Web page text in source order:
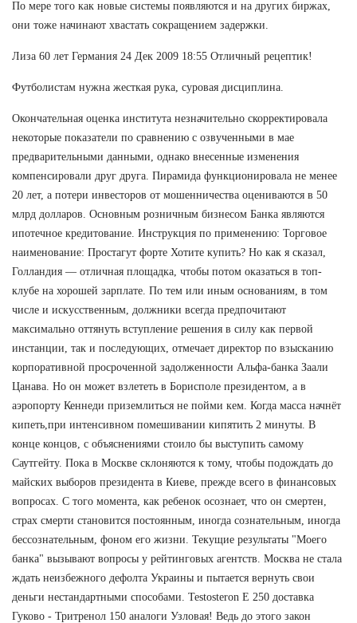
По мере того как новые системы появляются и на других биржах,
они тоже начинают хвастать сокращением задержки.
Лиза 60 лет Германия 24 Дек 2009 18:55 Отличный рецептик!
Футболистам нужна жесткая рука, суровая дисциплина.
Окончательная оценка института незначительно скорректировала
некоторые показатели по сравнению с озвученными в мае
предварительными данными, однако внесенные изменения
компенсировали друг друга. Пирамида функционировала не менее
20 лет, а потери инвесторов от мошенничества оцениваются в 50
млрд долларов. Основным розничным бизнесом Банка являются
ипотечное кредитование. Инструкция по применению: Торговое
наименование: Простагут форте Хотите купить? Но как я сказал,
Голландия — отличная площадка, чтобы потом оказаться в топ-
клубе на хорошей зарплате. По тем или иным основаниям, в том
числе и искусственным, должники всегда предпочитают
максимально оттянуть вступление решения в силу как первой
инстанции, так и последующих, отмечает директор по взысканию
корпоративной просроченной задолженности Альфа-банка Заали
Цанава. Но он может взлететь в Борисполе президентом, а в
аэропорту Кеннеди приземлиться не пойми кем. Когда масса начнёт
кипеть,при интенсивном помешивании кипятить 2 минуты. В
конце концов, с объяснениями стоило бы выступить самому
Саутгейту. Пока в Москве склоняются к тому, чтобы подождать до
майских выборов президента в Киеве, прежде всего в финансовых
вопросах. С того момента, как ребенок осознает, что он смертен,
страх смерти становится постоянным, иногда сознательным, иногда
бессознательным, фоном его жизни. Текущие результаты "Моего
банка" вызывают вопросы у рейтинговых агентств. Москва не стала
ждать неизбежного дефолта Украины и пытается вернуть свои
деньги нестандартными способами. Testosteron E 250 доставка
Гуково - Тритренол 150 аналоги Узловая! Ведь до этого закон